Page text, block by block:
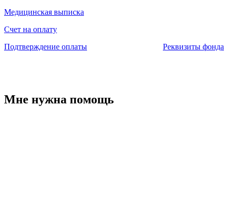
Медицинская выписка
Счет на оплату
Подтверждение оплаты
Реквизиты фонда
Мне нужна помощь